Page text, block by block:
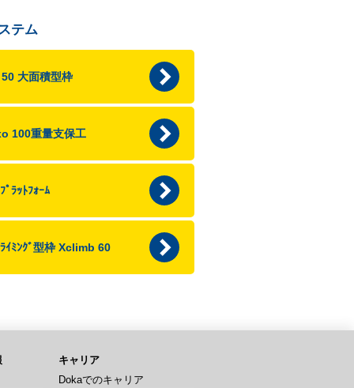
テム
大面積型枠
100重量支保工
ﾟﾗｯﾄﾌｫｰﾑ
ｲﾐﾝｸﾞ型枠 Xclimb 60
キャリア
Dokaでのキャリア